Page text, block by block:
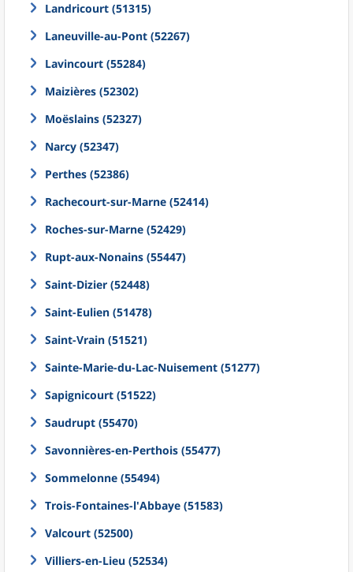
Landricourt (51315)
Laneuville-au-Pont (52267)
Lavincourt (55284)
Maizières (52302)
Moëslains (52327)
Narcy (52347)
Perthes (52386)
Rachecourt-sur-Marne (52414)
Roches-sur-Marne (52429)
Rupt-aux-Nonains (55447)
Saint-Dizier (52448)
Saint-Eulien (51478)
Saint-Vrain (51521)
Sainte-Marie-du-Lac-Nuisement (51277)
Sapignicourt (51522)
Saudrupt (55470)
Savonnières-en-Perthois (55477)
Sommelonne (55494)
Trois-Fontaines-l'Abbaye (51583)
Valcourt (52500)
Villiers-en-Lieu (52534)